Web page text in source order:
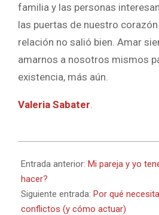
familia y las personas
las puertas de nuestro
relación no salió bien. Amar
amarnos a nosotros mismos
existencia, más aún.
Valeria Sabater.
11-
24
Entrada anterior: Mi pareja y yo
hacer?
Siguiente entrada: Por qué
conflictos (y cómo actuar)